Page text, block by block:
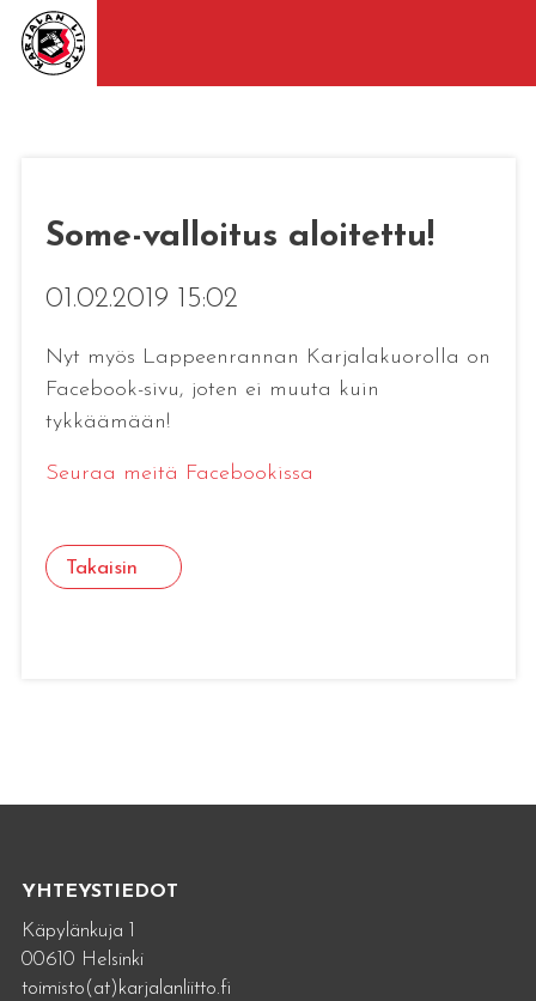
Some-valloitus aloitettu!
01.02.2019 15:02
Nyt myös Lappeenrannan Karjalakuorolla on
Facebook-sivu, joten ei muuta kuin
tykkäämään!
Seuraa meitä Facebookissa
Takaisin
YHTEYSTIEDOT
Käpylänkuja 1
00610 Helsinki
toimisto(at)karjalanliitto.fi